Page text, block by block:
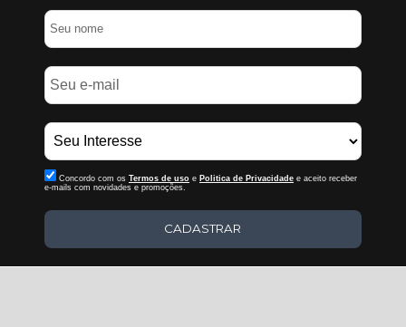
Concordo com os Termos de uso e Politica de Privacidadee aceito receber
e-mails com novidades e promoções.
CADASTRAR